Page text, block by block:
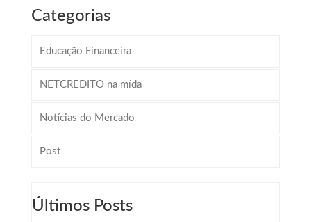
Categorias
Educação Financeira
NETCREDITO na mída
Notícias do Mercado
Post
Últimos Posts